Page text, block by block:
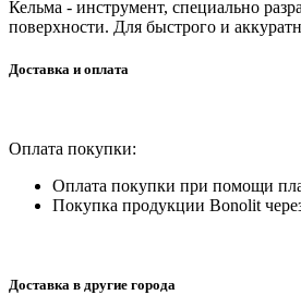
Кельма - инструмент, специально
поверхности. Для быстрого и
Доставка и оплата
Оплата покупки:
Оплата покупки при помощи
Покупка продукции Bonolit
Доставка в другие города